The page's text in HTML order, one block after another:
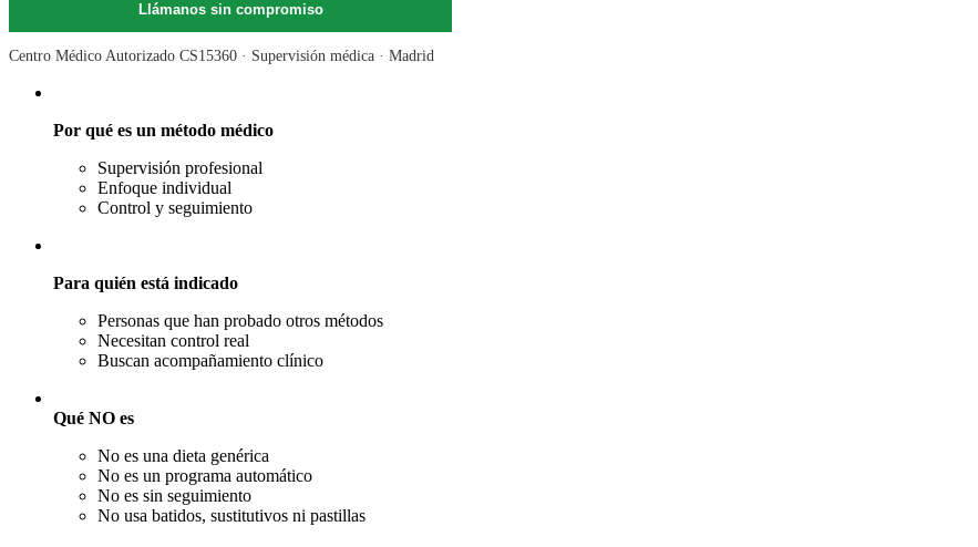
Llámanos sin compromiso
Centro Médico Autorizado CS15360 · Supervisión médica · Madrid
Por qué es un método médico
Supervisión profesional
Enfoque individual
Control y seguimiento
Para quién está indicado
Personas que han probado otros métodos
Necesitan control real
Buscan acompañamiento clínico
Qué NO es
No es una dieta genérica
No es un programa automático
No es sin seguimiento
No usa batidos, sustitutivos ni pastillas